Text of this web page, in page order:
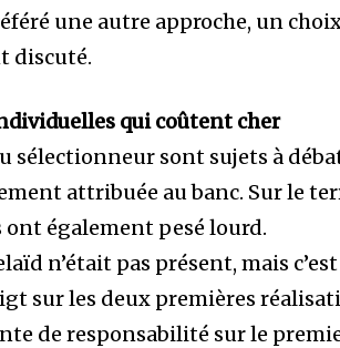
une autre approche, un
discuté.
qui coûtent cher
sélectionneur sont sujets à
attribuée au banc. Sur le
également pesé lourd.
n’était pas présent, mais
sur les deux premières
de responsabilité sur le